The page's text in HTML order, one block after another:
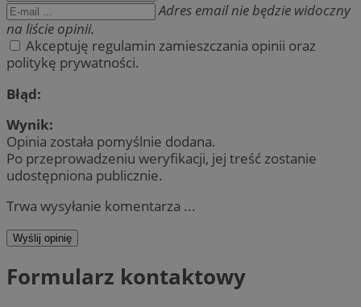
Adres email nie będzie widoczny
na liście opinii.
Akceptuję regulamin zamieszczania opinii oraz
politykę prywatności.
Błąd:
Wynik:
Opinia została pomyślnie dodana.
Po przeprowadzeniu weryfikacji, jej treść zostanie
udostępniona publicznie.
Trwa wysyłanie komentarza ...
Wyślij opinię
Formularz kontaktowy